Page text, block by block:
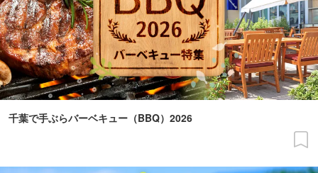
千葉で手ぶらバーベキュー（BBQ）2026